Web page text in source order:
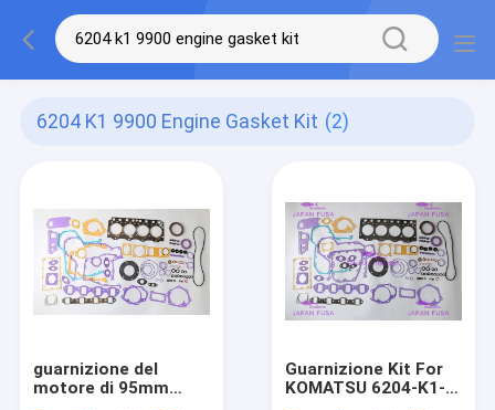
6204 K1 9900 Engine Gasket Kit (2)
guarnizione del
motore di 95mm
Guarnizione Kit For
KOMATSU 6204-K1-